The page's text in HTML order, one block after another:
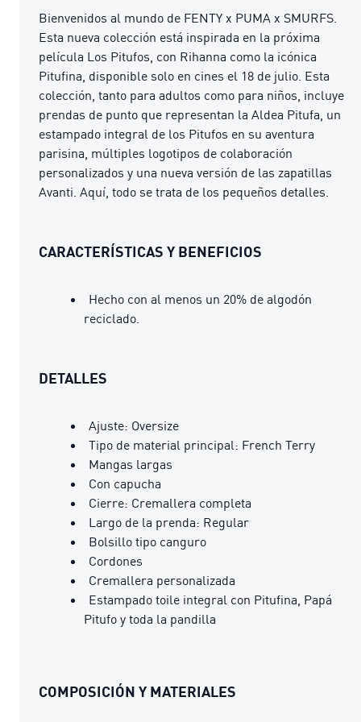
Bienvenidos al mundo de FENTY x PUMA x SMURFS.
Esta nueva colección está inspirada en la próxima
película Los Pitufos, con Rihanna como la icónica
Pitufina, disponible solo en cines el 18 de julio. Esta
colección, tanto para adultos como para niños, incluye
prendas de punto que representan la Aldea Pitufa, un
estampado integral de los Pitufos en su aventura
parisina, múltiples logotipos de colaboración
personalizados y una nueva versión de las zapatillas
Avanti. Aquí, todo se trata de los pequeños detalles.
CARACTERÍSTICAS Y BENEFICIOS
Hecho con al menos un 20% de algodón
reciclado.
DETALLES
Ajuste: Oversize
Tipo de material principal: French Terry
Mangas largas
Con capucha
Cierre: Cremallera completa
Largo de la prenda: Regular
Bolsillo tipo canguro
Cordones
Cremallera personalizada
Estampado toile integral con Pitufina, Papá
Pitufo y toda la pandilla
COMPOSICIÓN Y MATERIALES